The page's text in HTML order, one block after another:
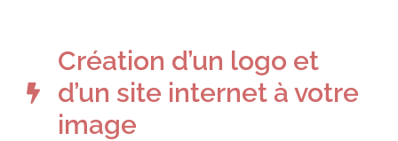
Création d’un logo et
d’un site internet à votre
image